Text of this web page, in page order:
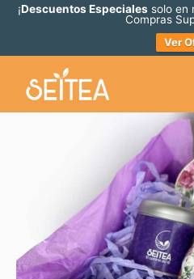
¡Descuentos Especialessolo en
Compras
Ver